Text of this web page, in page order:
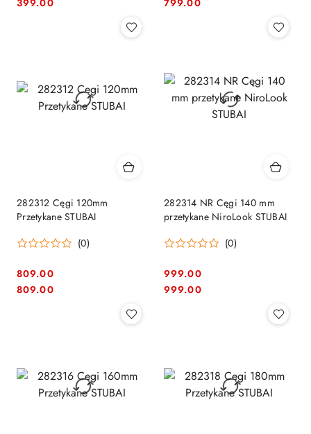
282312 Cęgi 120mm
Przetykane STUBAI
(0)
Cena:
809.00
Cena:
809.00
282314 NR Cęgi 140 mm
przetykane NiroLook STUBAI
(0)
Cena:
999.00
Cena:
999.00